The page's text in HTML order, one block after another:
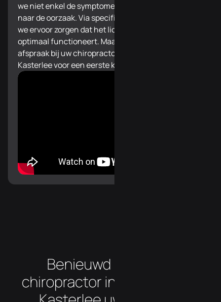
we niet enkel de symptomen, maar gaan we opzoek
naar de oorzaak. Via specifieke correcties kunnen
we ervoor zorgen dat het lichaam herstelt en terug
optimaal functioneert. Maak vandaag nog een
afspraak bij uw chiropractor in de buurt van
Kasterlee voor een eerste kennismaking.
Benieuwd hoe onze
chiropractor in de buurt van